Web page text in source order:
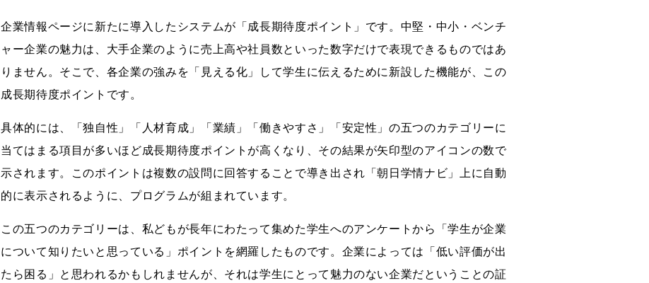
企業情報ページに新たに導入したシステムが「成長期待度ポイント」です。中堅・中小・ベンチ
ャー企業の魅力は、大手企業のように売上高や社員数といった数字だけで表現できるものではあ
りません。そこで、各企業の強みを「見える化」して学生に伝えるために新設した機能が、この
成長期待度ポイントです。
具体的には、「独自性」「人材育成」「業績」「働きやすさ」「安定性」の五つのカテゴリーに
当てはまる項目が多いほど成長期待度ポイントが高くなり、その結果が矢印型のアイコンの数で
示されます。このポイントは複数の設問に回答することで導き出され「朝日学情ナビ」上に自動
的に表示されるように、プログラムが組まれています。
この五つのカテゴリーは、私どもが長年にわたって集めた学生へのアンケートから「学生が企業
について知りたいと思っている」ポイントを網羅したものです。企業によっては「低い評価が出
たら困る」と思われるかもしれませんが、それは学生にとって魅力のない企業だということの証